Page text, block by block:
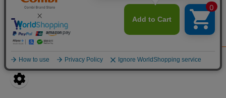
ベビー用品のコンビ株式会社
All Right Reserved. Copyright © Combi Corporation.